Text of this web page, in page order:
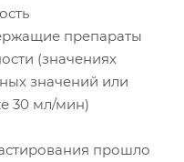
препараты
(значениях
значений или
30 мл/мин)
прошло